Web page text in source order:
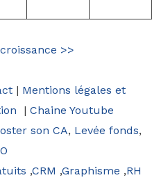
>>
| Mentions légales et
| Chaine Youtube
son CA, Levée fonds,
,CRM ,Graphisme ,RH